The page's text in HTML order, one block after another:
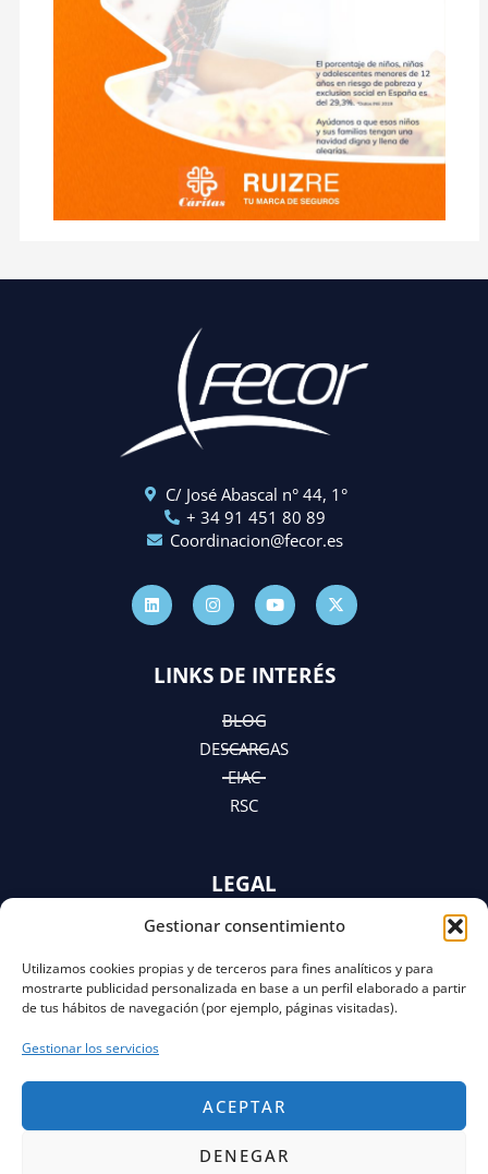
Gestionar consentimiento
Utilizamos cookies propias y de terceros para fines analíticos y para
mostrarte publicidad personalizada en base a un perfil elaborado a partir
de tus hábitos de navegación (por ejemplo, páginas visitadas).
Gestionar los servicios
ACEPTAR
DENEGAR
C/ José Abascal n° 44, 1°
+ 34 91 451 80 89
Coordinacion@fecor.es
L
i
n
k
I
n
s
t
r
m
Y
o
u
t
e
X
-
t
w
t
LINKS DE INTERÉS
BLOG
DESCARGAS
EIAC
RSC
LEGAL
AVISO LEGAL
Y AVISO DE PRIVACIDAD
POLÍTICA DE COOKIES